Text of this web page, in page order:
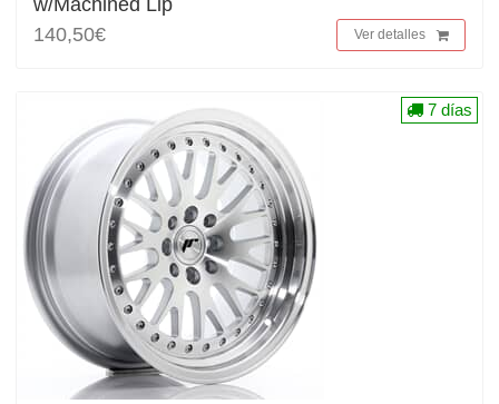
w/Machined Lip
140,50€
Ver detalles
7 días